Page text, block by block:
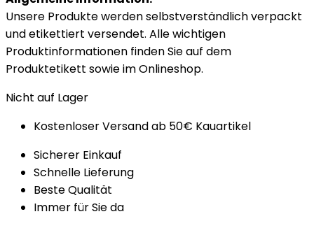
Unsere Produkte werden selbstverständlich verpackt
und etikettiert versendet. Alle wichtigen
Produktinformationen finden Sie auf dem
Produktetikett sowie im Onlineshop.
Nicht auf Lager
Kostenloser Versand ab 50€ Kauartikel
Sicherer Einkauf
Schnelle Lieferung
Beste Qualität
Immer für Sie da